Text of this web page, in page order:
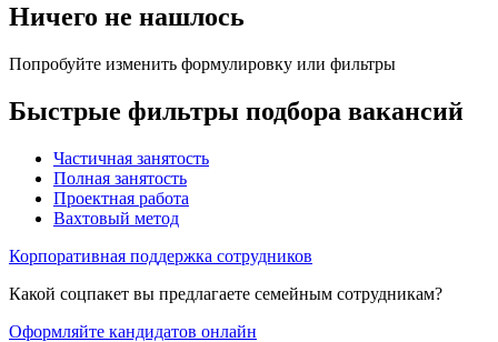
Ничего не нашлось
Попробуйте изменить формулировку или фильтры
Быстрые фильтры подбора вакансий
Частичная занятость
Полная занятость
Проектная работа
Вахтовый метод
Корпоративная поддержка сотрудников
Какой соцпакет вы предлагаете семейным сотрудникам?
Оформляйте кандидатов онлайн